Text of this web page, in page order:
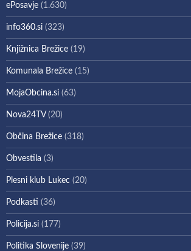
ePosavje (1.630)
info360.si (323)
Knjižnica Brežice (19)
Komunala Brežice (15)
MojaObcina.si (63)
Nova24TV(20)
Občina Brežice (318)
Obvestila (3)
Plesni klub Lukec (20)
Podkasti (36)
Policija.si (177)
Politika Slovenije (39)